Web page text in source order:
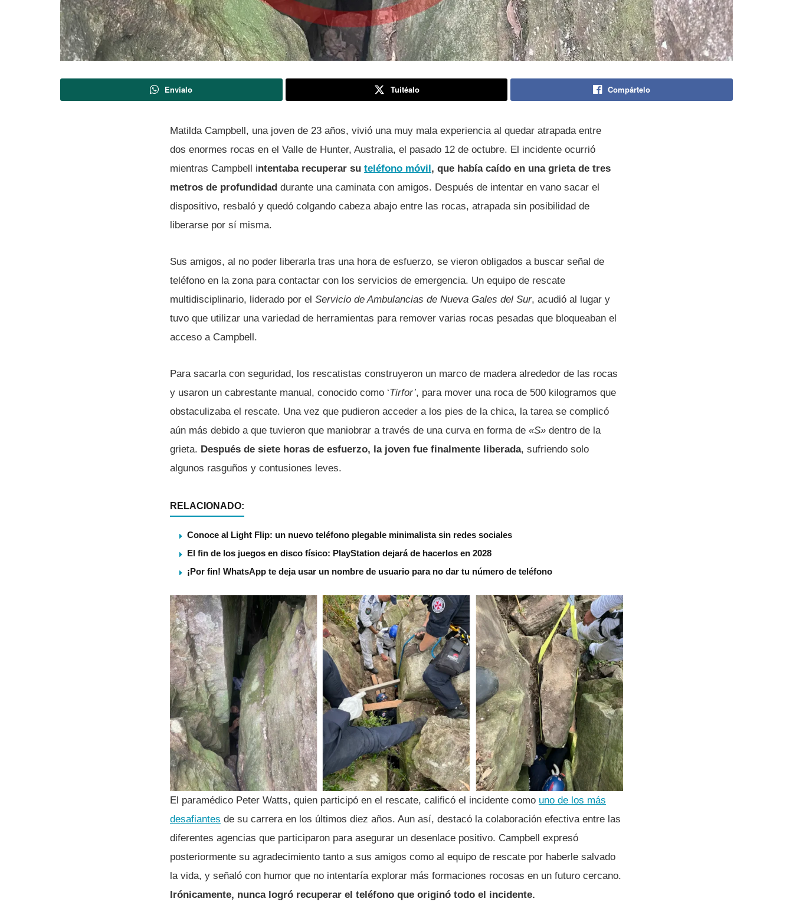
Envíalo Tuitéalo Compártelo
Matilda Campbell, una joven de 23 años, vivió una muy mala experiencia al quedar atrapada entre
dos enormes rocas en el Valle de Hunter, Australia, el pasado 12 de octubre. El incidente ocurrió
mientras Campbell intentaba recuperar su teléfono móvil , que había caído en una grieta de tres
metros de profundidad durante una caminata con amigos. Después de intentar en vano sacar el
dispositivo, resbaló y quedó colgando cabeza abajo entre las rocas, atrapada sin posibilidad de
liberarse por sí misma.
Sus amigos, al no poder liberarla tras una hora de esfuerzo, se vieron obligados a buscar señal de
teléfono en la zona para contactar con los servicios de emergencia. Un equipo de rescate
multidisciplinario, liderado por el Servicio de Ambulancias de Nueva Gales del Sur, acudió al lugar y
tuvo que utilizar una variedad de herramientas para remover varias rocas pesadas que bloqueaban el
acceso a Campbell.
Para sacarla con seguridad, los rescatistas construyeron un marco de madera alrededor de las rocas
y usaron un cabrestante manual, conocido como ‘Tirfor’, para mover una roca de 500 kilogramos que
obstaculizaba el rescate. Una vez que pudieron acceder a los pies de la chica, la tarea se complicó
aún más debido a que tuvieron que maniobrar a través de una curva en forma de «S» dentro de la
grieta. Después de siete horas de esfuerzo, la joven fue finalmente liberada, sufriendo solo
algunos rasguños y contusiones leves.
RELACIONADO:
Conoce al Light Flip: un nuevo teléfono plegable minimalista sin redes sociales
El fin de los juegos en disco físico: PlayStation dejará de hacerlos en 2028
¡Por fin! WhatsApp te deja usar un nombre de usuario para no dar tu número de teléfono
El paramédico Peter Watts, quien participó en el rescate, calificó el incidente como uno de los más
desafiantes de su carrera en los últimos diez años. Aun así, destacó la colaboración efectiva entre las
diferentes agencias que participaron para asegurar un desenlace positivo. Campbell expresó
posteriormente su agradecimiento tanto a sus amigos como al equipo de rescate por haberle salvado
la vida, y señaló con humor que no intentaría explorar más formaciones rocosas en un futuro cercano.
Irónicamente, nunca logró recuperar el teléfono que originó todo el incidente.